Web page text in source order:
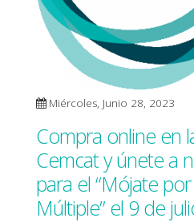
Miércoles, Junio 28, 2023
Compra online en
Cemcat y únete a
para el “Mójate
Múltiple” el 9 de